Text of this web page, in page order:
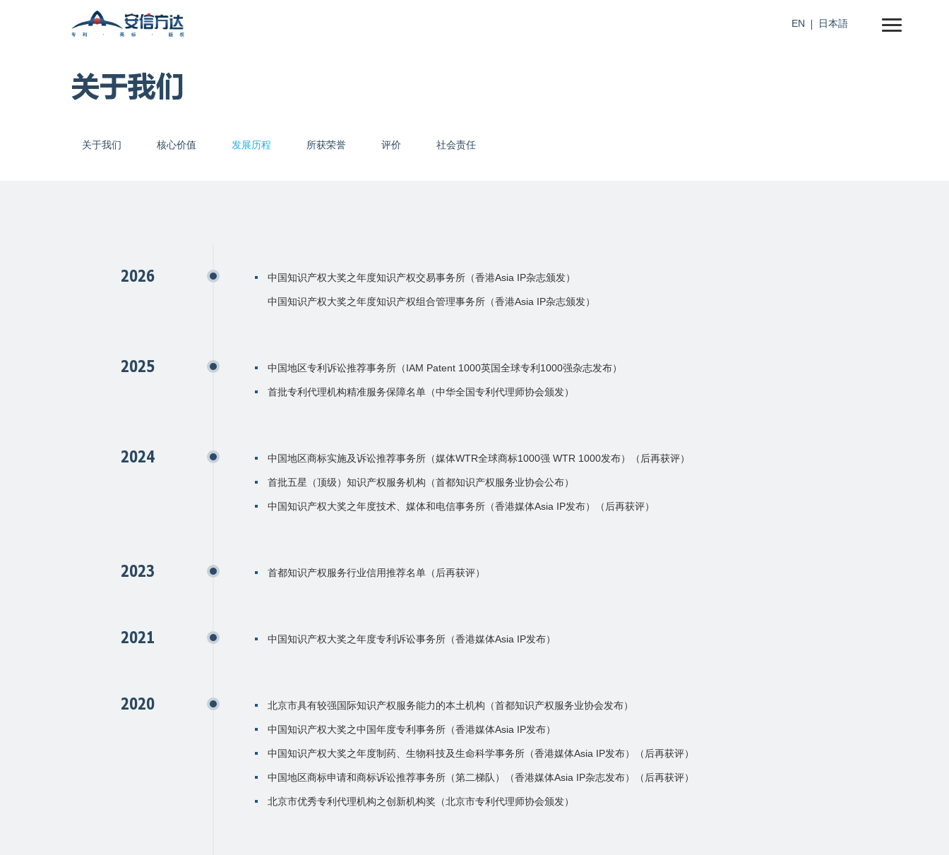
EN 日本語
关于我们
关于我们 核心价值 发展历程 所获荣誉 评价 社会责任
2026 中国知识产权大奖之年度知识产权交易事务所（香港Asia IP杂志颁发）
中国知识产权大奖之年度知识产权组合管理事务所（香港Asia IP杂志颁发）
2025 中国地区专利诉讼推荐事务所（IAM Patent 1000英国全球专利1000强杂志发布）
首批专利代理机构精准服务保障名单（中华全国专利代理师协会颁发）
2024 中国地区商标实施及诉讼推荐事务所（媒体WTR全球商标1000强 WTR 1000发布）（后再获评）
首批五星（顶级）知识产权服务机构（首都知识产权服务业协会公布）
中国知识产权大奖之年度技术、媒体和电信事务所（香港媒体Asia IP发布）（后再获评）
2023 首都知识产权服务行业信用推荐名单（后再获评）
2021 中国知识产权大奖之年度专利诉讼事务所（香港媒体Asia IP发布）
2020 北京市具有较强国际知识产权服务能力的本土机构（首都知识产权服务业协会发布）
中国知识产权大奖之中国年度专利事务所（香港媒体Asia IP发布）
中国知识产权大奖之年度制药、生物科技及生命科学事务所（香港媒体Asia IP发布）（后再获评）
中国地区商标申请和商标诉讼推荐事务所（第二梯队）（香港媒体Asia IP杂志发布）（后再获评）
北京市优秀专利代理机构之创新机构奖（北京市专利代理师协会颁发）